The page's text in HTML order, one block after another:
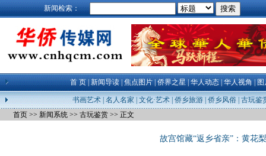
新闻检索：
首 页|新闻导读|焦点图片|侨界之星|华人动态|华人视角|图
书画艺术| 名人名家 文化·艺术| 侨乡旅游| 侨乡风俗| 古玩鉴
首页 >> 新闻系统 >> 古玩鉴赏 >> 正文
故宫馆藏“返乡省亲”：黄花